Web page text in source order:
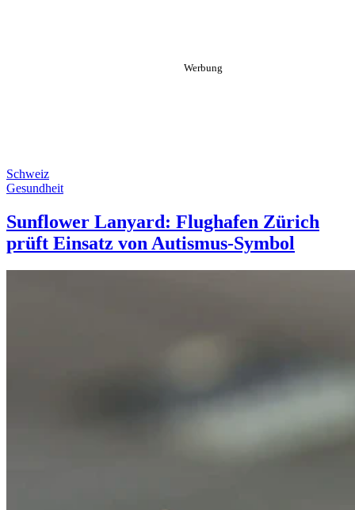
Schweiz
Gesundheit
Sunflower Lanyard: Flughafen Zürich
prüft Einsatz von Autismus-Symbol